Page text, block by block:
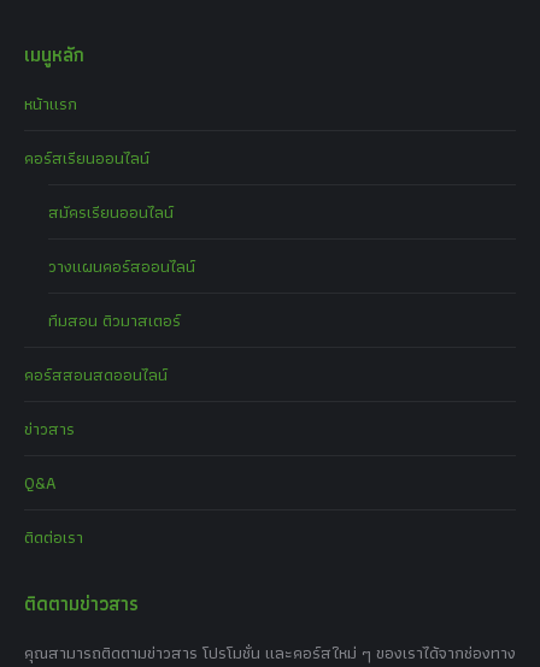
เมนูหลัก
หน้าแรก
คอร์สเรียนออนไลน์
สมัครเรียนออนไลน์
วางแผนคอร์สออนไลน์
ทีมสอน ติวมาสเตอร์
คอร์สสอนสดออนไลน์
ข่าวสาร
Q&A
ติดต่อเรา
ติดตามข่าวสาร
คุณสามารถติดตามข่าวสาร โปรโมชั่น และคอร์สใหม่ ๆ ของเราได้จากช่องทาง